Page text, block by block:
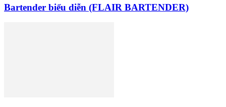
Bartender biểu diễn (FLAIR BARTENDER)